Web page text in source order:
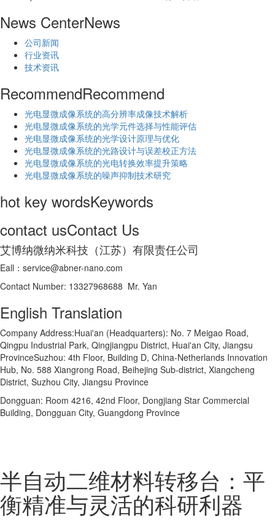
News CenterNews
公司新闻
行业资讯
技术资讯
RecommendRecommend
光电显微成像系统的高分辨率成像技术解析
​光电显微成像系统的光学元件选择与性能评估
光电显微成像系统的光学设计原理与优化
光电显微成像系统的光路设计与误差校正方法
光电显微成像系统的光电转换效率提升策略
光电显微成像系统的噪声抑制技术研究
hot key wordsKeywords
contact usContact Us
艾博纳微纳米科技（江苏）有限责任公司
Eall：service@abner-nano.com
Contact Number: 13327968688 Mr. Yan
English Translation
Company Address:Huai'an (Headquarters): No. 7 Meigao Road,
Qingpu Industrial Park, Qingjiangpu District, Huai'an City, Jiangsu
ProvinceSuzhou: 4th Floor, Building D, China-Netherlands Innovation
Hub, No. 588 Xiangrong Road, Beihejing Sub-district, Xiangcheng
District, Suzhou City, Jiangsu Province
Dongguan: Room 4216, 42nd Floor, Dongjiang Star Commercial
Building, Dongguan City, Guangdong Province
半自动二维材料转移台：平
衡精准与灵活的科研利器